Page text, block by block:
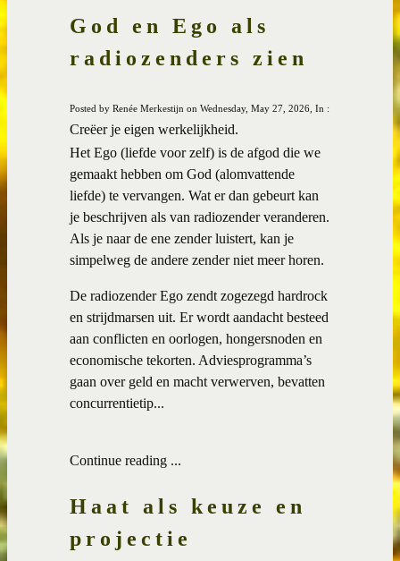
God en Ego als
radiozenders zien
Posted by Renée Merkestijn on Wednesday, May 27, 2026, In :
Creëer je eigen werkelijkheid.
Het Ego (liefde voor zelf) is de afgod die we
gemaakt hebben om God (alomvattende
liefde) te vervangen. Wat er dan gebeurt kan
je beschrijven als van radiozender veranderen.
Als je naar de ene zender luistert, kan je
simpelweg de andere zender niet meer horen.
De radiozender Ego zendt zogezegd hardrock
en strijdmarsen uit. Er wordt aandacht besteed
aan conflicten en oorlogen, hongersnoden en
economische tekorten. Adviesprogramma’s
gaan over geld en macht verwerven, bevatten
concurrentietip...
Continue reading ...
Haat als keuze en
projectie